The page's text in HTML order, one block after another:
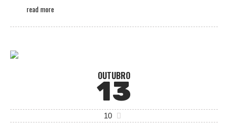
read more
OUTUBRO
13
10